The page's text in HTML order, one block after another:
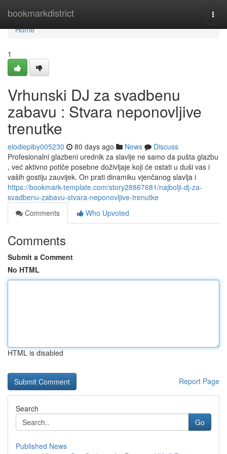
bookmarkdistrict
Home
Home
1
Vrhunski DJ za svadbenu
zabavu : Stvara neponovljive
trenutke
elodiepiby005230 80 days ago News
Discuss
Profesionalni glazbeni urednik za slavlje ne samo da pušta glazbu
, već aktivno potiče posebne doživljaje koji će ostati u duši vas i
vaših gostiju zauvijek. On prati dinamiku vjenčanog slavlja i
https://bookmark-template.com/story28867681/najbolji-dj-za-
svadbenu-zabavu-stvara-neponovljive-trenutke
Comments
Who Upvoted
Comments
Submit a Comment
No HTML
HTML is disabled
Report Page
Search
Go
Published News